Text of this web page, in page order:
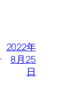
2022年
8月25
日